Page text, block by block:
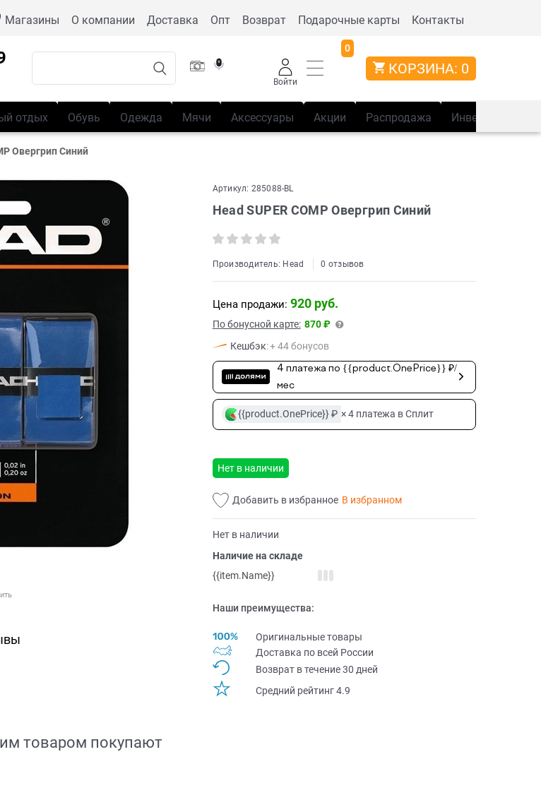
Магазины О компании Доставка Опт Возврат Подарочные карты Контакты
Войти
0
КОРЗИНА: 0
отдых Обувь Одежда Мячи Аксессуары Акции Распродажа Инвентарь
Овергрип Синий
Артикул: 285088-BL
Head SUPER COMP Овергрип Синий
Производитель: Head 0 отзывов
Цена продажи: 920 руб.
По бонусной карте: 870 ₽
Кешбэк:+ 44 бонусов
4 платежа по {{product.OnePrice}} ₽/
мес
{{product.OnePrice}} ₽ × 4 платежа в Сплит
Нет в наличии
Добавить в избранное В избранном
Нет в наличии
Наличие на складе
{{item.Name}}
Наши преимущества:
Оригинальные товары
Доставка по всей Pоссии
Возврат в течение 30 дней
Средний рейтинг 4.9
товаром покупают